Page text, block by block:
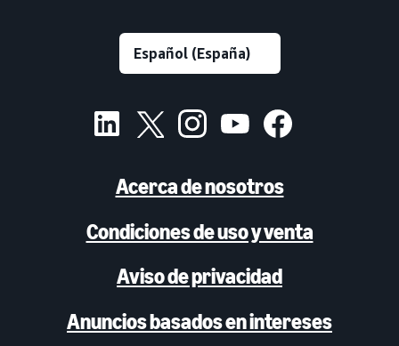
Acerca de nosotros
Condiciones de uso y venta
Aviso de privacidad
Anuncios basados en intereses